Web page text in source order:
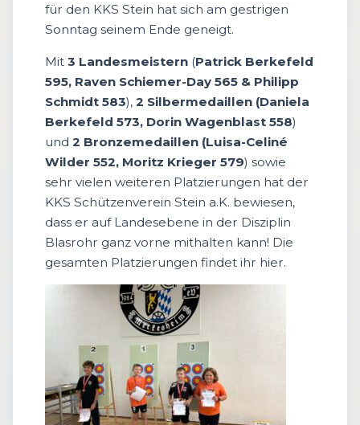
für den KKS Stein hat sich am gestrigen
Sonntag seinem Ende geneigt.
Mit 3 Landesmeistern (Patrick Berkefeld
595, Raven Schiemer-Day 565 & Philipp
Schmidt 583), 2 Silbermedaillen (Daniela
Berkefeld 573, Dorin Wagenblast 558)
und 2 Bronzemedaillen (Luisa-Celiné
Wilder 552, Moritz Krieger 579) sowie
sehr vielen weiteren Platzierungen hat der
KKS Schützenverein Stein a.K. bewiesen,
dass er auf Landesebene in der Disziplin
Blasrohr ganz vorne mithalten kann! Die
gesamten Platzierungen findet ihr hier.